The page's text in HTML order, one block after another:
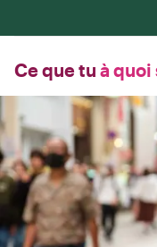
Ce que tu à